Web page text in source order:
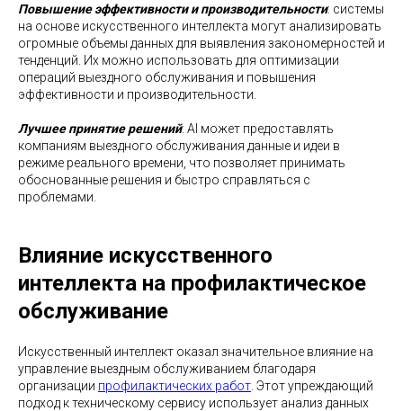
Повышение эффективности и производительности: системы
на основе искусственного интеллекта могут анализировать
огромные объемы данных для выявления закономерностей и
тенденций. Их можно использовать для оптимизации
операций выездного обслуживания и повышения
эффективности и производительности.
Лучшее принятие решений: AI может предоставлять
компаниям выездного обслуживания данные и идеи в
режиме реального времени, что позволяет принимать
обоснованные решения и быстро справляться с
проблемами.
Влияние искусственного
интеллекта на профилактическое
обслуживание
Искусственный интеллект оказал значительное влияние на
управление выездным обслуживанием благодаря
организации профилактических работ . Этот упреждающий
подход к техническому сервису использует анализ данных